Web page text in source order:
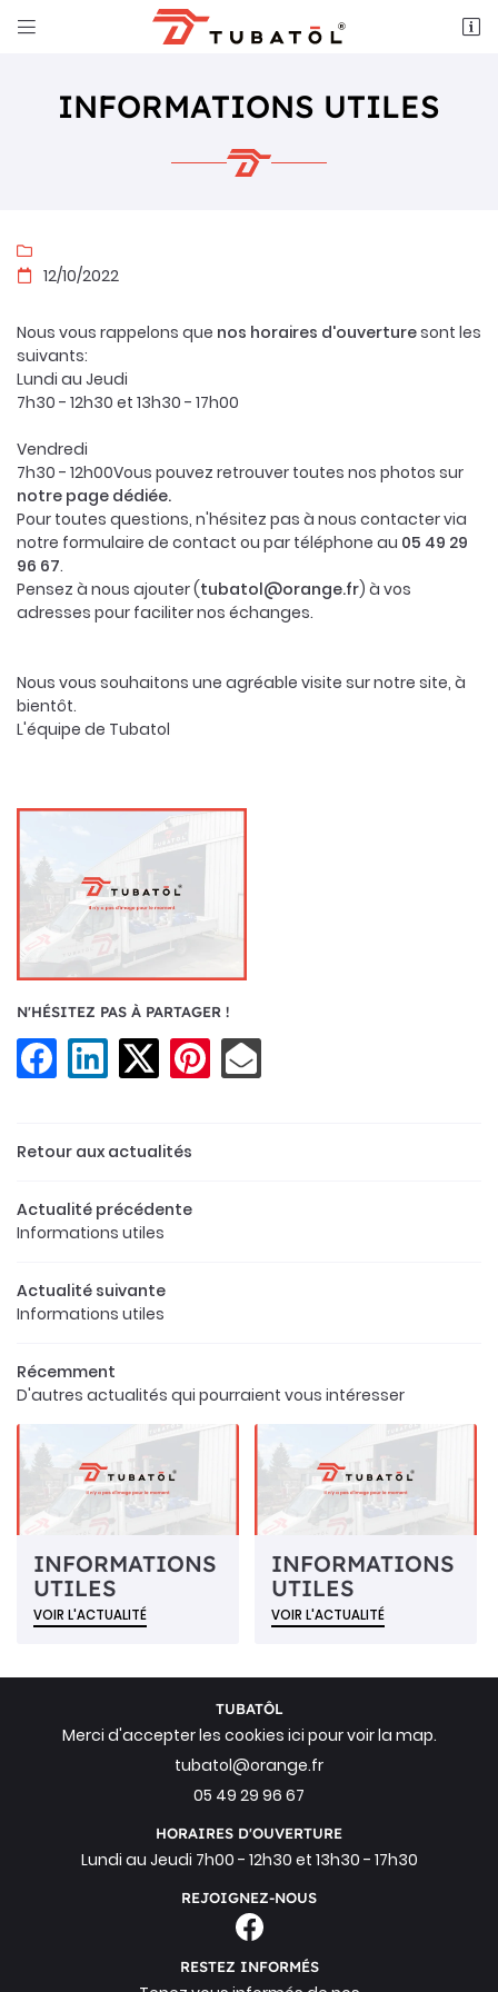

L'ENTREPRISE
MACHINES
ACTUALITÉS
CONTACT

05 49 29 96 67
 Adresse email de réception
 Recopier le code ci-contre
Rafraîchir le captcha
En cochant cette case, vous consentez à recevoir nos propositions
commerciales à l'adresse email indiqué ci-dessus. Vous pouvez vous
Inscription
INFORMATIONS UTILES


12/10/2022
Nous vous rappelons que nos horaires d'ouverturesont les
suivants:
Lundi au Jeudi
7h30 - 12h30 et 13h30 - 17h00
Vendredi
7h30 - 12h00Vous pouvez retrouver toutes nos photos sur
notre page dédiée.
Pour toutes questions, n'hésitez pas à nous contacter via
notre formulaire de contact ou par téléphone au 05 49 29
96 67.
Pensez à nous ajouter (tubatol@orange.fr) à vos
adresses pour faciliter nos échanges.
Nous vous souhaitons une agréable visite sur notre site, à
bientôt.
L'équipe de Tubatol
N'HÉSITEZ PAS À PARTAGER !
Retour aux actualités
Actualité précédente
Informations utiles
Actualité suivante
Informations utiles
Récemment
D'autres actualités qui pourraient vous intéresser
INFORMATIONS
UTILES
VOIR L'ACTUALITÉ
INFORMATIONS
UTILES
VOIR L'ACTUALITÉ
TUBATÔL
Merci d'accepter les cookies ici pour voir la map.
05 49 29 96 67
HORAIRES D'OUVERTURE
Lundi au Jeudi 7h00 - 12h30 et 13h30 - 17h30
REJOIGNEZ-NOUS
RESTEZ INFORMÉS